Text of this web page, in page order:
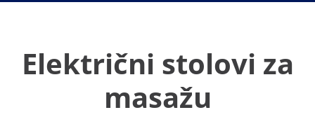
Električni stolovi za
masažu